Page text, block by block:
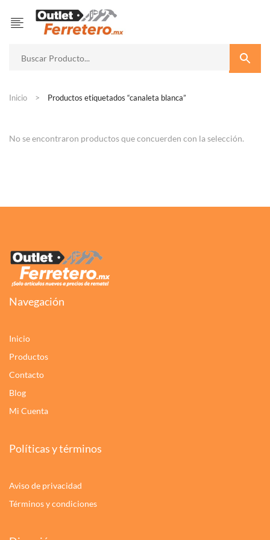
Inicio Productos etiquetados “canaleta blanca”
No se encontraron productos que concuerden con la selección.
Navegación
Inicio
Productos
Contacto
Blog
Mi Cuenta
Políticas y términos
Aviso de privacidad
Términos y condiciones